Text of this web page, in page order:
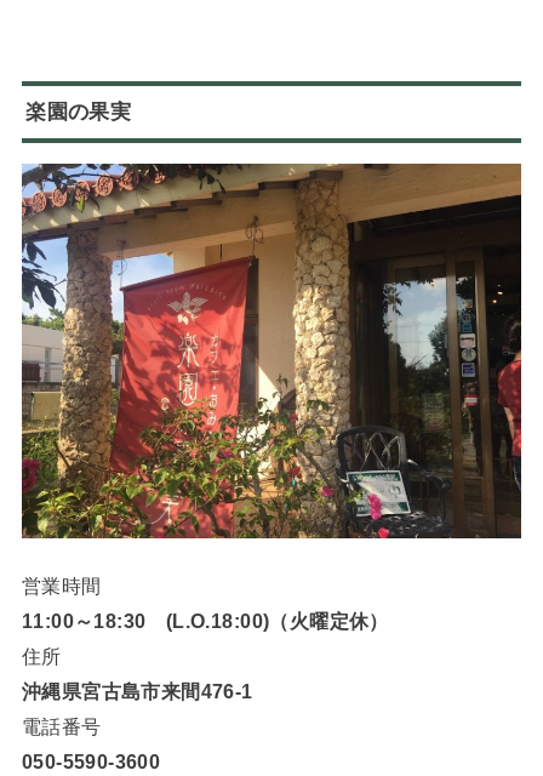
楽園の果実
営業時間
11:00～18:30 (L.O.18:00)（火曜定休）
住所
沖縄県宮古島市来間476-1
電話番号
050-5590-3600